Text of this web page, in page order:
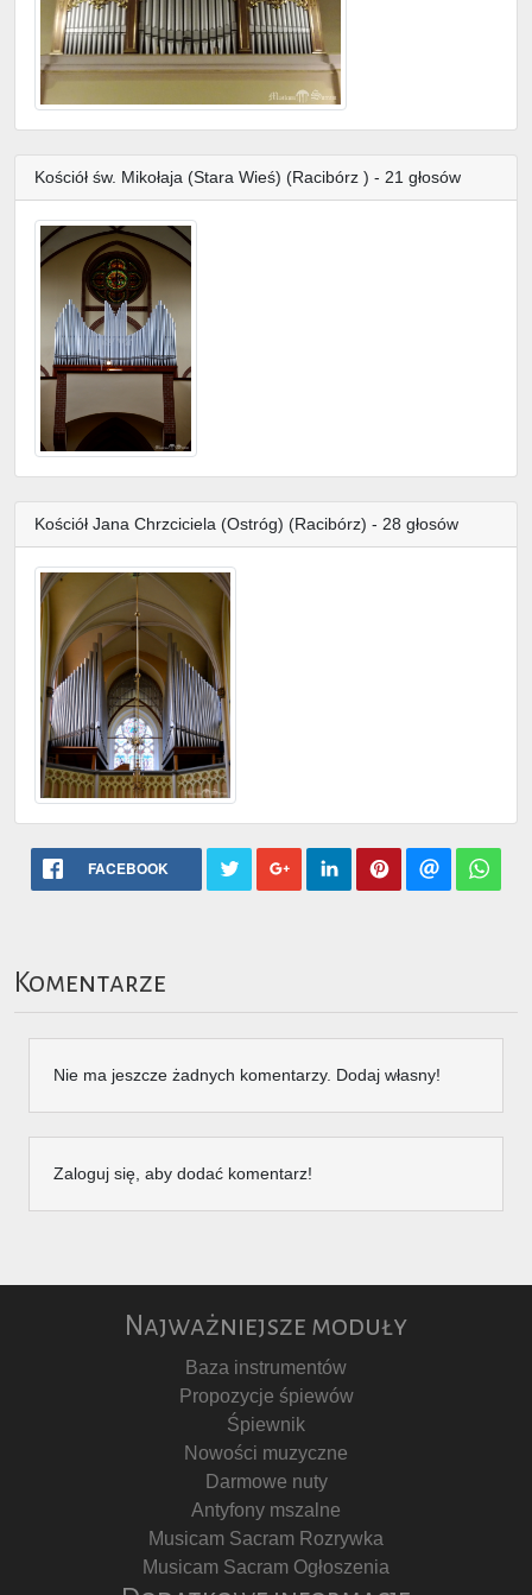
Kościół św. Mikołaja (Stara Wieś) (Racibórz ) - 21 głosów
Kościół Jana Chrzciciela (Ostróg) (Racibórz) - 28 głosów
FACEBOOK
Komentarze
Nie ma jeszcze żadnych komentarzy. Dodaj własny!
Zaloguj się, aby dodać komentarz!
Najważniejsze moduły
Baza instrumentów
Propozycje śpiewów
Śpiewnik
Nowości muzyczne
Darmowe nuty
Antyfony mszalne
Musicam Sacram Rozrywka
Musicam Sacram Ogłoszenia